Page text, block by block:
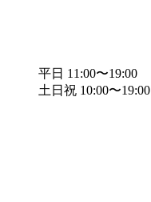
平日 11:00〜19:00
土日祝 10:00〜19:00